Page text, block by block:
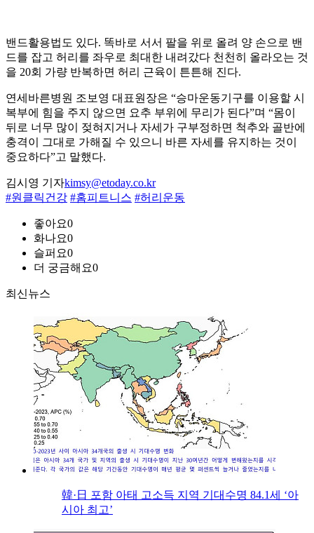
밴드활용법도 있다. 똑바로 서서 팔을 위로 올려 양 손으로 밴
드를 잡고 허리를 좌우로 최대한 내려갔다 천천히 올라오는 것
을 20회 가량 반복하면 허리 근육이 튼튼해 진다.
연세바른병원 조보영 대표원장은 “승마운동기구를 이용할 시
복부에 힘을 주지 않으면 요추 부위에 무리가 된다”며 “몸이
뒤로 너무 많이 젖혀지거나 자세가 구부정하면 척추와 골반에
충격이 그대로 가해질 수 있으니 바른 자세를 유지하는 것이
중요하다”고 말했다.
김시영 기자kimsy@etoday.co.kr
#원클릭건강 #홈피트니스 #허리운동
좋아요0
화나요0
슬퍼요0
더 궁금해요0
최신뉴스
韓·日 포함 아태 고소득 지역 기대수명 84.1세 ‘아
시아 최고’